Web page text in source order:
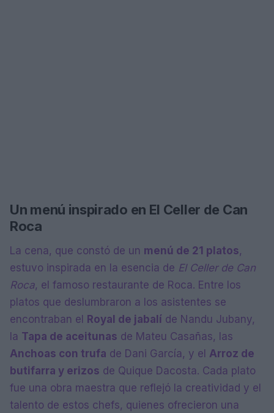
Un menú inspirado en El Celler de Can
Roca
La cena, que constó de un menú de 21 platos,
estuvo inspirada en la esencia de El Celler de Can
Roca, el famoso restaurante de Roca. Entre los
platos que deslumbraron a los asistentes se
encontraban el
Royal de jabalí de Nandu Jubany,
la Tapa de aceitunas de Mateu Casañas, las
Anchoas con trufa de Dani García, y el Arroz de
butifarra y erizos de Quique Dacosta. Cada plato
fue una obra maestra que reflejó la creatividad y el
talento de estos chefs, quienes ofrecieron una